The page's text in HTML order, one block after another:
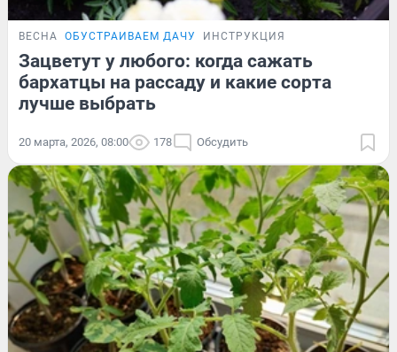
ВЕСНА ОБУСТРАИВАЕМ ДАЧУ ИНСТРУКЦИЯ
Зацветут у любого: когда сажать
бархатцы на рассаду и какие сорта
лучше выбрать
20 марта, 2026, 08:00 178 Обсудить